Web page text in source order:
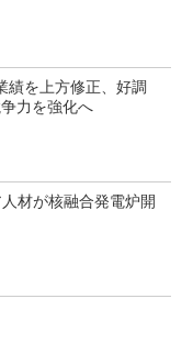
績を上方修正、好調
力を強化へ
材が核融合発電炉開